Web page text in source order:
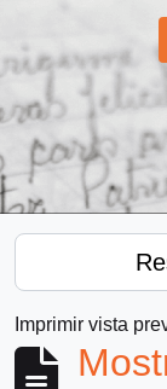
Imprimir vista